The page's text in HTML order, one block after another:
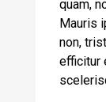
quam,
Mauris
non,
efficitur